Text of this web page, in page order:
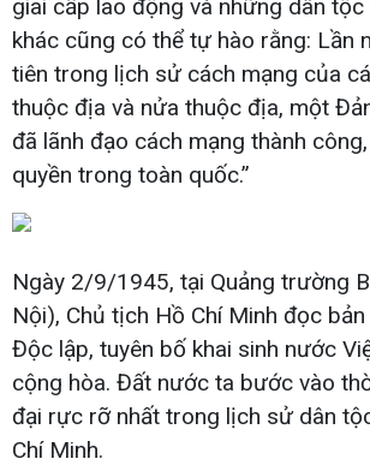
giai cấp lao động và những dân
khác cũng có thể tự hào rằng: Lần
tiên trong lịch sử cách mạng của
thuộc địa và nửa thuộc địa, một
đã lãnh đạo cách mạng thành
quyền trong toàn quốc.”
Ngày 2/9/1945, tại Quảng trường
Nội), Chủ tịch Hồ Chí Minh đọc
Độc lập, tuyên bố khai sinh nước
cộng hòa. Đất nước ta bước vào
đại rực rỡ nhất trong lịch sử dân
Chí Minh.